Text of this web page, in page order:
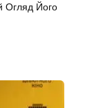
Огляд Його